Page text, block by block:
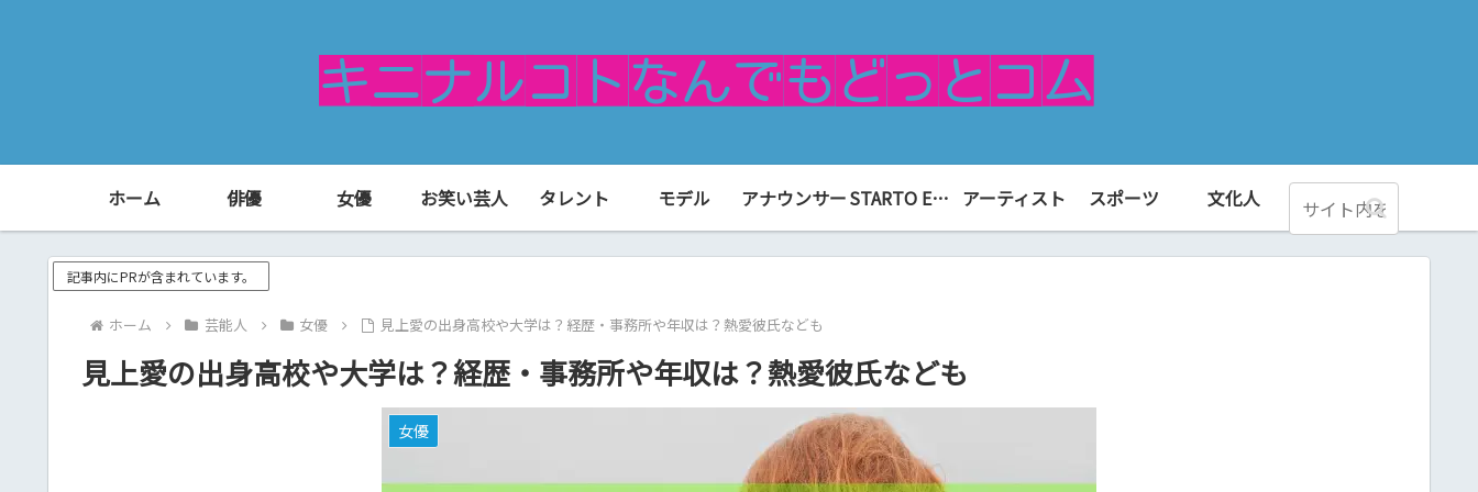
ホーム 俳優 女優 お笑い芸人 タレント モデル アナウンサー STARTO ENTERTAINMENT（旧ジャニーズ） アーティスト スポーツ 文化人
記事内にPRが含まれています。
ホーム 芸能人 女優 見上愛の出身高校や大学は？経歴・事務所や年収は？熱愛彼氏なども
見上愛の出身高校や大学は？経歴・事務所や年収は？熱愛彼氏なども
女優